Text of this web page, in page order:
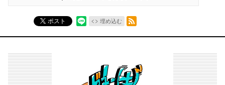
ポスト 埋め込む
RSSフィード